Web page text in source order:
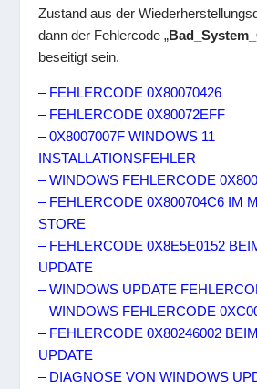
Zustand aus der
dann der Fehlercode „
beseitigt sein.
– FEHLERCODE 0X80070426
– FEHLERCODE 0X80072EFF
– 0X8007007F WINDOWS 11
INSTALLATIONSFEHLER
– WINDOWS FEHLERCODE
– FEHLERCODE 0X800704C6 IM
STORE
– FEHLERCODE 0X8E5E0152
UPDATE
– WINDOWS UPDATE
– WINDOWS FEHLERCODE
– FEHLERCODE 0X80246002
UPDATE
– DIAGNOSE VON WINDOWS